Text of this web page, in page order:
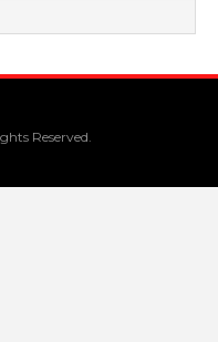
Reserved.